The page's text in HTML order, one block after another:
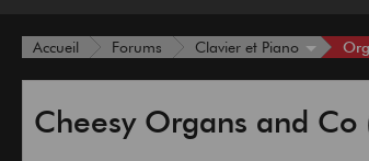
Accueil Forums Clavier et Piano
Cheesy Organs and